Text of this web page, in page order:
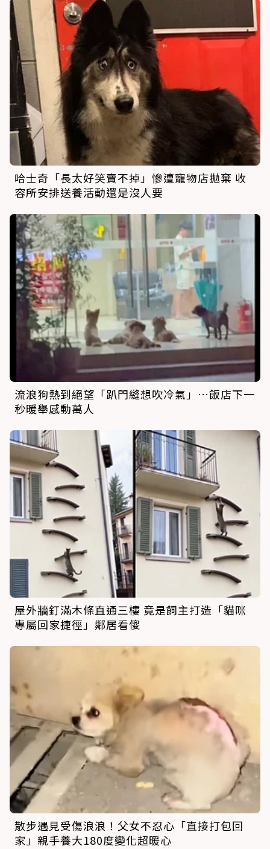
哈士奇「長太好笑賣不掉」慘遭寵物店拋棄 收
容所安排送養活動還是沒人要
流浪狗熱到絕望「趴門縫想吹冷氣」…飯店下一
秒暖舉感動萬人
屋外牆釘滿木條直通三樓 竟是飼主打造「貓咪
專屬回家捷徑」鄰居看傻
散步遇見受傷浪浪！父女不忍心「直接打包回
家」親手養大180度變化超暖心